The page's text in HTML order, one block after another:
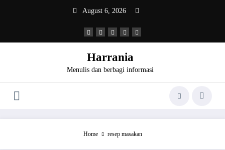
August 6, 2026
Harrania
Menulis dan berbagi informasi
Home resep masakan